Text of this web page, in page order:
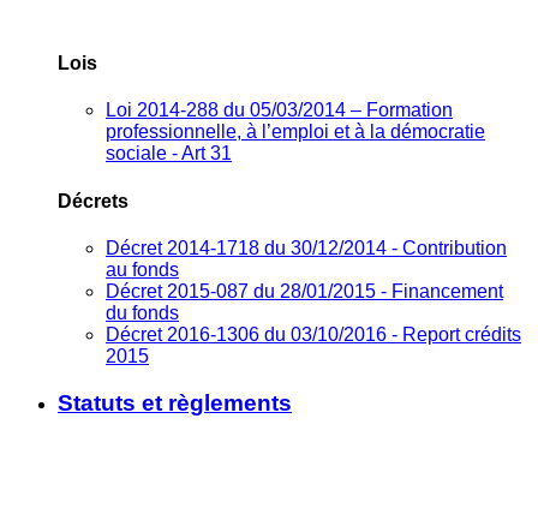
Lois
Loi 2014-288 du 05/03/2014 – Formation
professionnelle, à l’emploi et à la démocratie
sociale - Art 31
Décrets
Décret 2014-1718 du 30/12/2014 - Contribution
au fonds
Décret 2015-087 du 28/01/2015 - Financement
du fonds
Décret 2016-1306 du 03/10/2016 - Report crédits
2015
Statuts et règlements